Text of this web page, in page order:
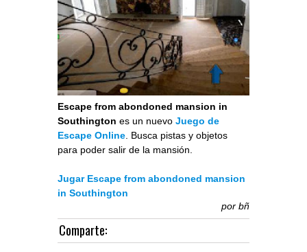
Escape from abondoned mansion in
Southington es un nuevo Juego de
Escape Online. Busca pistas y objetos
para poder salir de la mansión.
Jugar Escape from abondoned mansion
in Southington
por bñ
Comparte: